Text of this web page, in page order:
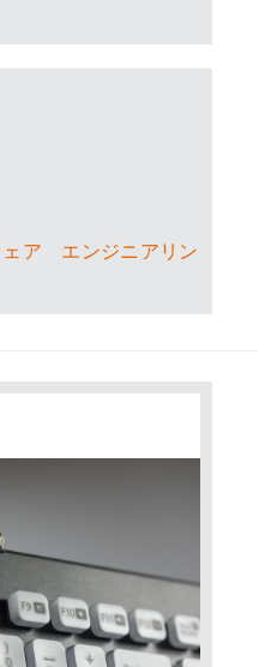
ェア エンジニアリン